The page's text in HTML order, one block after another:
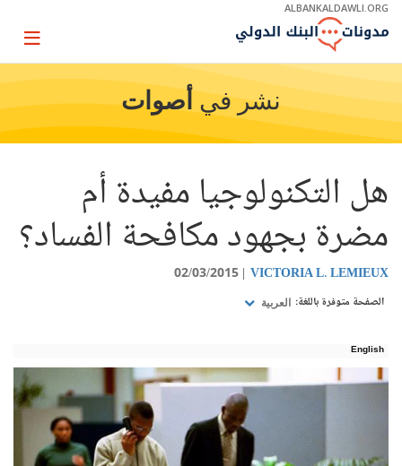
Skip
Main
ALBANKALDAWLI.ORG
Page
نشر في أصوات
هل التكنولوجيا مفيدة أم
مضرة بجهود مكافحة الفساد؟
VICTORIA L. LEMIEUX
02/03/2015
الصفحة متوفرة باللغة: العربية
English